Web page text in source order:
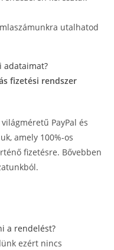
utalhatod
adataimat?
fizetési rendszer
PayPal és
amely 100%-os
fizetésre. Bővebben
a rendelést?
ezért nincs